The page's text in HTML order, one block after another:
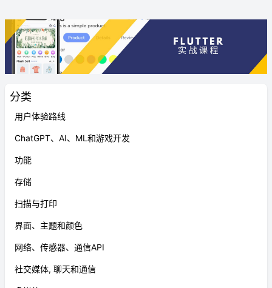
分类
用户体验路线
ChatGPT、AI、ML和游戏开发
功能
存储
扫描与打印
界面、主题和颜色
网络、传感器、通信API
社交媒体, 聊天和通信